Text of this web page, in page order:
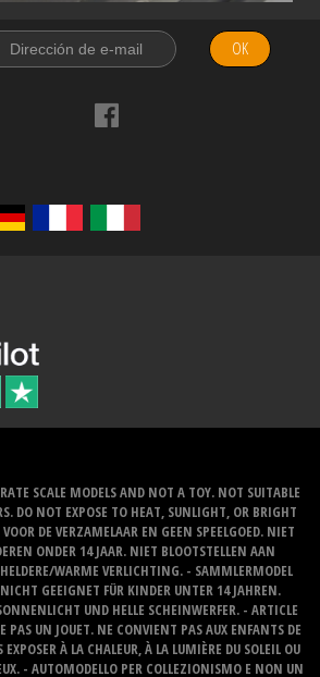
OK
SCALE MODELS AND NOT A TOY. NOT SUITABLE
DO NOT EXPOSE TO HEAT, SUNLIGHT, OR BRIGHT
DE VERZAMELAAR EN GEEN SPEELGOED. NIET
ONDER 14 JAAR. NIET BLOOTSTELLEN AAN
WARME VERLICHTING. - SAMMLERMODEL
GEEIGNET FÜR KINDER UNTER 14 JAHREN.
UND HELLE SCHEINWERFER. - ARTICLE
PAS UN JOUET. NE CONVIENT PAS AUX ENFANTS DE
À LA CHALEUR, À LA LUMIÈRE DU SOLEIL OU
- AUTOMODELLO PER COLLEZIONISMO E NON UN